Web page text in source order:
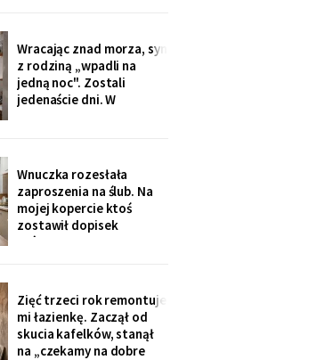
poleconego. Pani
notariusz spytała, czy na
pewno. Jestem pewna od
Wigilii, odkąd jem
świąteczną kolację w
Wracając znad morza, syn
z rodziną „wpadli na
jedną noc". Zostali
jedenaście dni. W
wrzuciłam nasze rzeczy,
odbierzemy wyprane w
środę. Buziaki".
Wnuczka rozesłała
zaproszenia na ślub. Na
mojej kopercie ktoś
zostawił dopisek
ołówkiem, chyba nie dla
przy cioci Loli, daleko od
mikrofonu, bo lubi
gadać".
Zięć trzeci rok remontuje
mi łazienkę. Zaczął od
skucia kafelków, stanął
na „czekamy na dobre